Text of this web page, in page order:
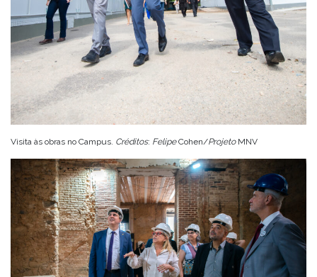
Visita às obras no Campus. Créditos: FelipeCohen/Projeto MNV